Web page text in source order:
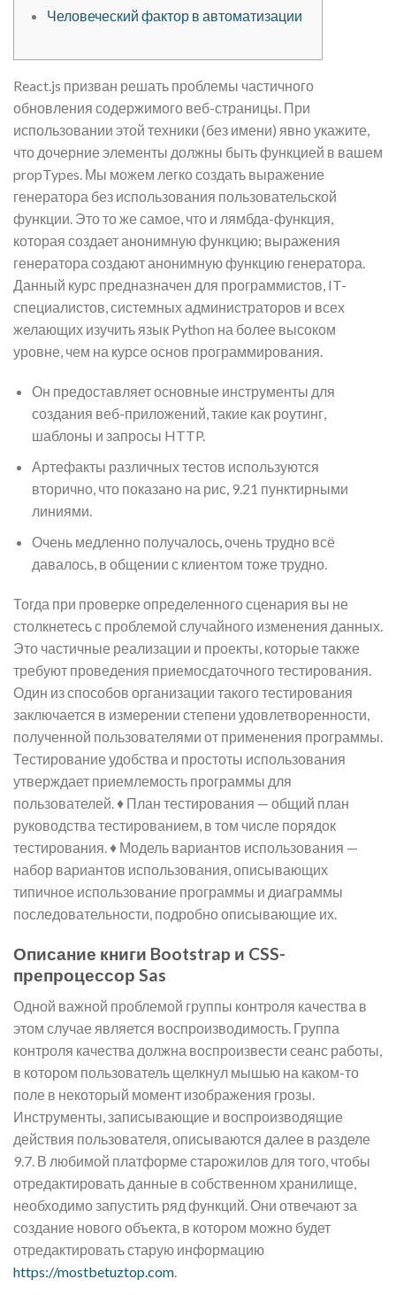
Человеческий фактор в автоматизации
React.js призван решать проблемы частичного
обновления содержимого веб-страницы. При
использовании этой техники (без имени) явно укажите,
что дочерние элементы должны быть функцией в вашем
propTypes. Мы можем легко создать выражение
генератора без использования пользовательской
функции. Это то же самое, что и лямбда-функция,
которая создает анонимную функцию; выражения
генератора создают анонимную функцию генератора.
Данный курс предназначен для программистов, IT-
специалистов, системных администраторов и всех
желающих изучить язык Python на более высоком
уровне, чем на курсе основ программирования.
Он предоставляет основные инструменты для
создания веб-приложений, такие как роутинг,
шаблоны и запросы HTTP.
Артефакты различных тестов используются
вторично, что показано на рис, 9.21 пунктирными
линиями.
Очень медленно получалось, очень трудно всё
давалось, в общении с клиентом тоже трудно.
Тогда при проверке определенного сценария вы не
столкнетесь с проблемой случайного изменения данных.
Это частичные реализации и проекты, которые также
требуют проведения приемосдаточного тестирования.
Один из способов организации такого тестирования
заключается в измерении степени удовлетворенности,
полученной пользователями от применения программы.
Тестирование удобства и простоты использования
утверждает приемлемость программы для
пользователей. ♦ План тестирования — общий план
руководства тестированием, в том числе порядок
тестирования. ♦ Модель вариантов использования —
набор вариантов использования, описывающих
типичное использование программы и диаграммы
последовательности, подробно описывающие их.
Описание книги Bootstrap и CSS-
препроцессор Sas
Одной важной проблемой группы контроля качества в
этом случае является воспроизводимость. Группа
контроля качества должна воспроизвести сеанс работы,
в котором пользователь щелкнул мышью на каком-то
поле в некоторый момент изображения грозы.
Инструменты, записывающие и воспроизводящие
действия пользователя, описываются далее в разделе
9.7. В любимой платформе старожилов для того, чтобы
отредактировать данные в собственном хранилище,
необходимо запустить ряд функций. Они отвечают за
создание нового объекта, в котором можно будет
отредактировать старую информацию
https://mostbetuztop.com